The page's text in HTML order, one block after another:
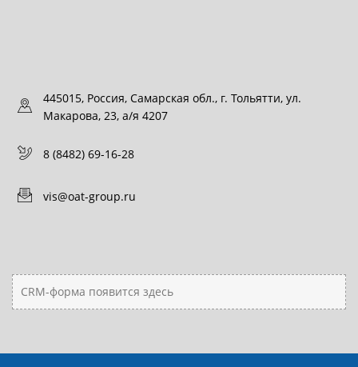
445015, Россия, Самарская обл., г. Тольятти, ул.
Макарова, 23, а/я 4207
8 (8482) 69-16-28
vis@oat-group.ru
CRM-форма появится здесь